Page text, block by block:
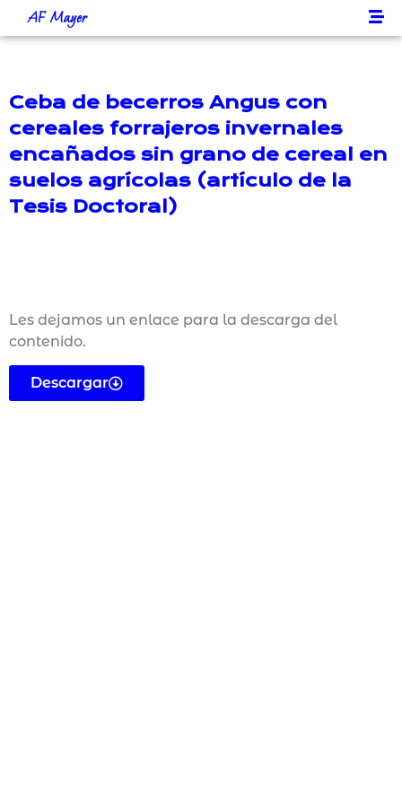
AF Mayer
Ceba de becerros Angus con
cereales forrajeros invernales
encañados sin grano de cereal en
suelos agrícolas (artículo de la
Tesis Doctoral)
Les dejamos un enlace para la descarga del
contenido.
Descargar